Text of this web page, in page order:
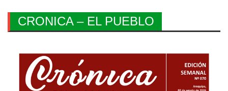
CRONICA – EL PUEBLO